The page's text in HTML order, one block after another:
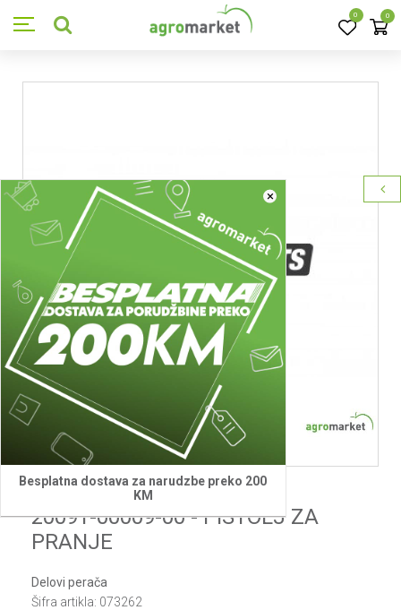
0 0
×
Besplatna dostava za narudzbe preko 200
KM
Villager
20091-00009-00 - PISTOLJ ZA
PRANJE
Delovi perača
Šifra artikla: 073262